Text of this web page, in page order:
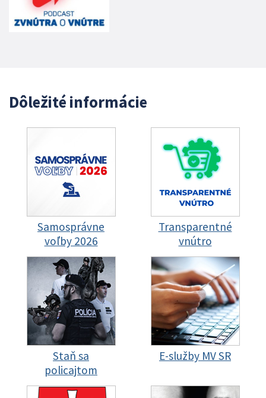
Dôležité informácie
Samosprávne
voľby 2026
Transparentné
vnútro
Staň sa
policajtom
E-služby MV SR